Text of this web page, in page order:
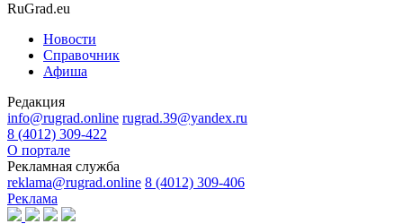
RuGrad.eu
Новости
Справочник
Афиша
Редакция
info@rugrad.online rugrad.39@yandex.ru
8 (4012) 309-422
О портале
Рекламная служба
reklama@rugrad.online 8 (4012) 309-406
Реклама